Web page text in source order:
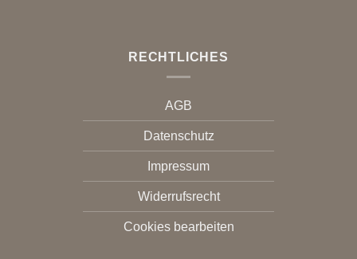
RECHTLICHES
AGB
Datenschutz
Impressum
Widerrufsrecht
Cookies bearbeiten